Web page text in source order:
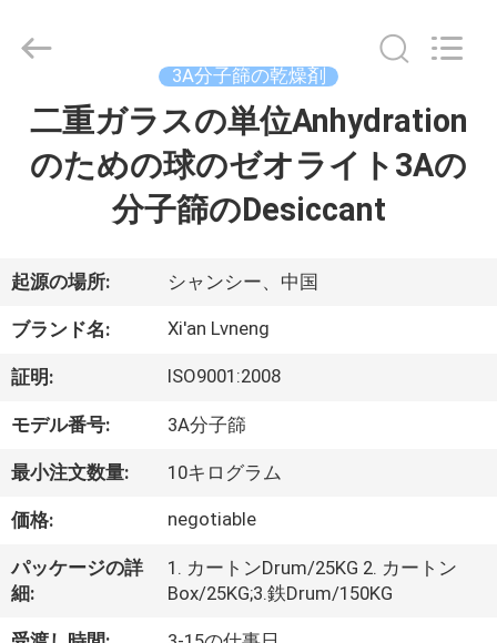
ホ
ー
製
品
動
画
VR
シ
ョ
2018
Lvneng
Purification
Co.,Ltd..
3A分子篩の乾燥剤
二重ガラスの単位Anhydration
のための球のゼオライト3Aの
分子篩のDesiccant
起源の場所: シャンシー、中国
ブランド名: Xi'an Lvneng
証明: ISO9001:2008
モデル番号: 3A分子篩
最小注文数量: 10キログラム
価格: negotiable
パッケージの詳
細:
1. カートンDrum/25KG 2. カートン
Box/25KG;3.鉄Drum/150KG